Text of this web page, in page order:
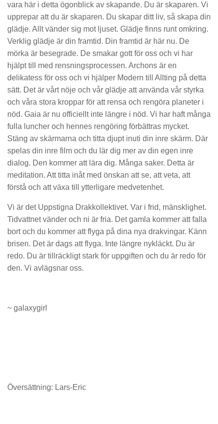
vara här i detta ögonblick av skapande. Du är skaparen. Vi
upprepar att du är skaparen. Du skapar ditt liv, så skapa din
glädje. Allt vänder sig mot ljuset. Glädje finns runt omkring.
Verklig glädje är din framtid. Din framtid är här nu. De
mörka är besegrade. De smakar gott för oss och vi har
hjälpt till med rensningsprocessen. Archons är en
delikatess för oss och vi hjälper Modern till Allting på detta
sätt. Det är vårt nöje och vår glädje att använda vår styrka
och våra stora kroppar för att rensa och rengöra planeter i
nöd. Gaia är nu officiellt inte längre i nöd. Vi har haft många
fulla luncher och hennes rengöring förbättras mycket.
Stäng av skärmarna och titta djupt inuti din inre skärm. Där
spelas din inre film och du lär dig mer av din egen inre
dialog. Den kommer att lära dig. Många saker. Detta är
meditation. Att titta inåt med önskan att se, att veta, att
förstå och att växa till ytterligare medvetenhet.
Vi är det Uppstigna Drakkollektivet. Var i frid, mänsklighet.
Tidvattnet vänder och ni är fria. Det gamla kommer att falla
bort och du kommer att flyga på dina nya drakvingar. Känn
brisen. Det är dags att flyga. Inte längre nykläckt. Du är
redo. Du är tillräckligt stark för uppgiften och du är redo för
den. Vi avlägsnar oss.
~ galaxygirl
Översättning: Lars-Eric